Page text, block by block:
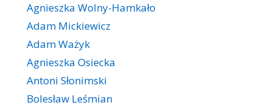
Agnieszka Wolny-Hamkało
Adam Mickiewicz
Adam Ważyk
Agnieszka Osiecka
Antoni Słonimski
Bolesław Leśmian